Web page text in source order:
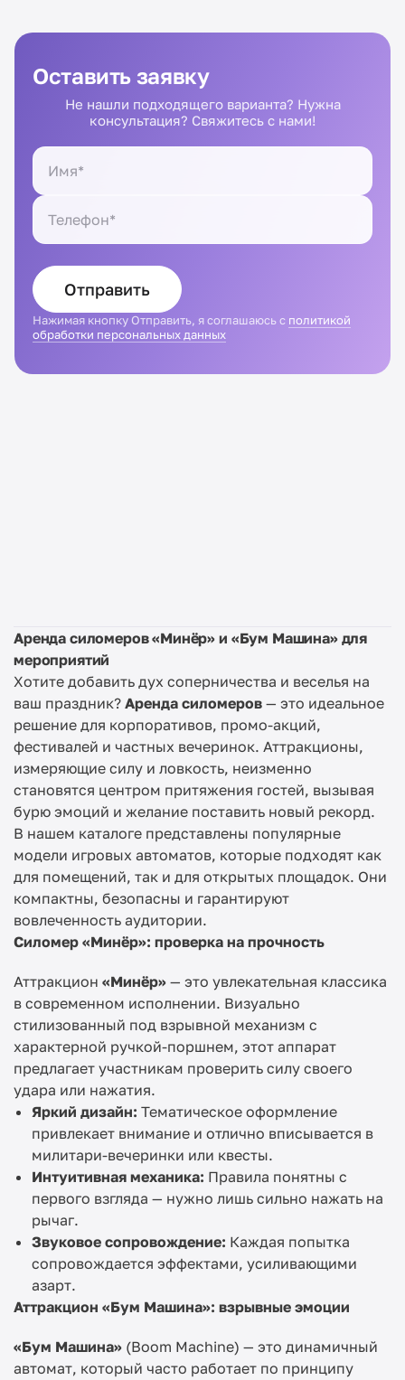
Оставить заявку
Не нашли подходящего варианта? Нужна
консультация? Свяжитесь с нами!
Отправить
Нажимая кнопку Отправить, я соглашаюсь с политикой
обработки персональных данных
Аренда силомеров «Минёр» и «Бум Машина» для
мероприятий
Хотите добавить дух соперничества и веселья на
ваш праздник? Аренда силомеров — это идеальное
решение для корпоративов, промо-акций,
фестивалей и частных вечеринок. Аттракционы,
измеряющие силу и ловкость, неизменно
становятся центром притяжения гостей, вызывая
бурю эмоций и желание поставить новый рекорд.
В нашем каталоге представлены популярные
модели игровых автоматов, которые подходят как
для помещений, так и для открытых площадок. Они
компактны, безопасны и гарантируют
вовлеченность аудитории.
Силомер «Минёр»: проверка на прочность
Аттракцион «Минёр» — это увлекательная классика
в современном исполнении. Визуально
стилизованный под взрывной механизм с
характерной ручкой-поршнем, этот аппарат
предлагает участникам проверить силу своего
удара или нажатия.
Яркий дизайн: Тематическое оформление
привлекает внимание и отлично вписывается в
милитари-вечеринки или квесты.
Интуитивная механика: Правила понятны с
первого взгляда — нужно лишь сильно нажать на
рычаг.
Звуковое сопровождение: Каждая попытка
сопровождается эффектами, усиливающими
азарт.
Аттракцион «Бум Машина»: взрывные эмоции
«Бум Машина» (Boom Machine) — это динамичный
автомат, который часто работает по принципу